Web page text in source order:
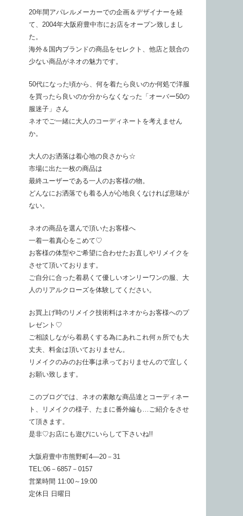
20年間アパレルメーカーでの企画＆デザイナーを経
て、2004年大阪府豊中市にお店をオープン致しまし
た。
海外＆国内ブランドの商品をセレクト、他店と競合の
少ない商品がネオの魅力です。
50代になった頃から、何を着たら良いのか何処で洋服
を買ったら良いのか分からなくなった「オーバー50の
服迷子」さん
ネオでご一緒に大人のコーディネートを考えません
か。
大人のお洒落は着心地の良さから☆
市場に出た一枚の商品は
最終ユーザーである一人のお客様の物。
どんなにお洒落でも着る人が心地良くなければ意味が
ない。
ネオの商品を選んで頂いたお客様へ
一着一着真心をこめて♡
お客様の体型やご希望に合わせたお直しやリメイクを
させて頂いております。
ご自分に合った着易くて優しいオンリーワンの服、大
人のリアルクローズを体験してください。
お買上げ時のリメイク技術料はネオからお客様へのプ
レゼント♡
ご相談しながら着易くする為にあれこれ何ヵ所でも大
丈夫、料金は頂いておりません。
リメイクのみのお仕事は承っておりませんので宜しく
お願い致します。
このブログでは、ネオの素敵な商品達とコーディネー
ト、リメイクの様子、たまに番外編も…ご紹介をさせ
て頂きます。
是非♡お店にも遊びにいらして下さいね!!
大阪府豊中市熊野町4―20－31
TEL:06－6857－0157
営業時間 11:00～19:00
定休日 日曜日